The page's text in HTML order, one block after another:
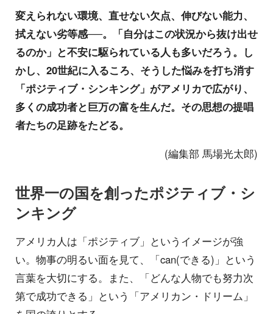
変えられない環境、直せない欠点、伸びない能力、
拭えない劣等感──。「自分はこの状況から抜け出せ
るのか」と不安に駆られている人も多いだろう。し
かし、20世紀に入るころ、そうした悩みを打ち消す
「ポジティブ・シンキング」がアメリカで広がり、
多くの成功者と巨万の富を生んだ。その思想の提唱
者たちの足跡をたどる。
(編集部 馬場光太郎)
世界一の国を創ったポジティブ・シ
ンキング
アメリカ人は「ポジティブ」というイメージが強
い。物事の明るい面を見て、「can(できる)」という
言葉を大切にする。また、「どんな人物でも努力次
第で成功できる」という「アメリカン・ドリーム」